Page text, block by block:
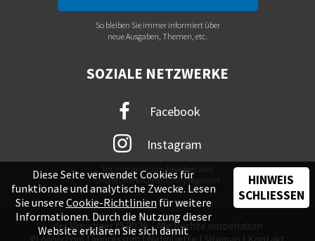
So bleiben Sie immer informiert über
neue Ausgaben, Themen, etc.
SOZIALE NETZWERKE
Facebook
Instagram
Mit immer neuem Newsfeed wird
unsere Online-Community begeistert
der Vinschger © 2026 - Alle Rechte vorbehalten
Diese Seite verwendet Cookies für
funktionale und analytische Zwecke. Lesen
Sie unsere Cookie-Richtlinien für weitere
Informationen. Durch die Nutzung dieser
Website erklären Sie sich damit
HINWEIS
SCHLIESSEN